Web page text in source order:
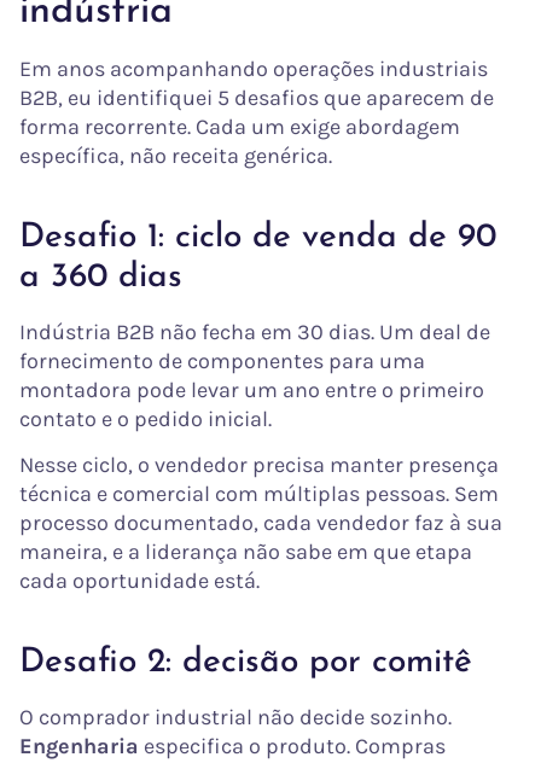
indústria
Em anos acompanhando operações industriais
B2B, eu identifiquei 5 desafios que aparecem de
forma recorrente. Cada um exige abordagem
específica, não receita genérica.
Desafio 1: ciclo de venda de 90
a 360 dias
Indústria B2B não fecha em 30 dias. Um deal de
fornecimento de componentes para uma
montadora pode levar um ano entre o primeiro
contato e o pedido inicial.
Nesse ciclo, o vendedor precisa manter presença
técnica e comercial com múltiplas pessoas. Sem
processo documentado, cada vendedor faz à sua
maneira, e a liderança não sabe em que etapa
cada oportunidade está.
Desafio 2: decisão por comitê
O comprador industrial não decide sozinho.
Engenharia especifica o produto. Compras